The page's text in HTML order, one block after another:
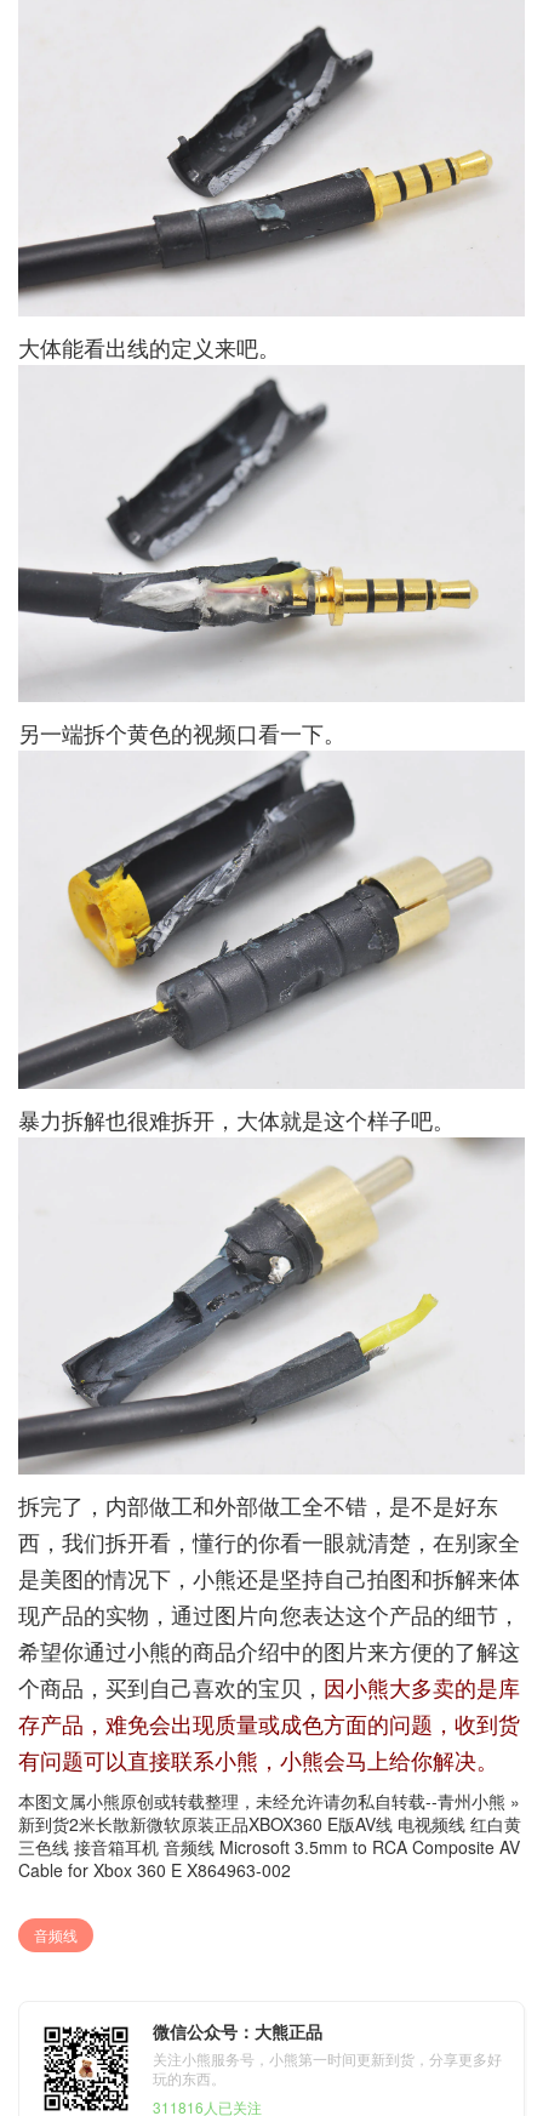
大体能看出线的定义来吧。
另一端拆个黄色的视频口看一下。
暴力拆解也很难拆开，大体就是这个样子吧。
拆完了，内部做工和外部做工全不错，是不是好东
西，我们拆开看，懂行的你看一眼就清楚，在别家全
是美图的情况下，小熊还是坚持自己拍图和拆解来体
现产品的实物，通过图片向您表达这个产品的细节，
希望你通过小熊的商品介绍中的图片来方便的了解这
个商品，买到自己喜欢的宝贝， 因小熊大多卖的是库
存产品，难免会出现质量或成色方面的问题，收到货
有问题可以直接联系小熊，小熊会马上给你解决。
本图文属小熊原创或转载整理，未经允许请勿私自转载--青州小熊 »
新到货2米长散新微软原装正品XBOX360 E版AV线 电视频线 红白黄
三色线 接音箱耳机 音频线 Microsoft 3.5mm to RCA Composite AV
Cable for Xbox 360 E X864963-002
音频线
微信公众号：大熊正品
关注小熊服务号，小熊第一时间更新到货，分享更多好
玩的东西。
311816人已关注